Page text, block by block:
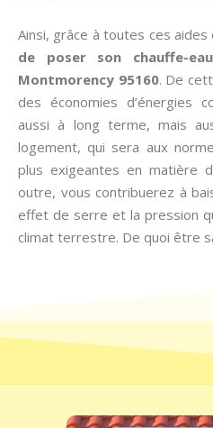
Ainsi, grâce à toutes ces
de poser son chauffe-
Montmorency 95160. De
des économies d’énergies
aussi à long terme, mais
logement, qui sera aux
plus exigeantes en matière
outre, vous contribuerez à
effet de serre et la pression
climat terrestre. De quoi être